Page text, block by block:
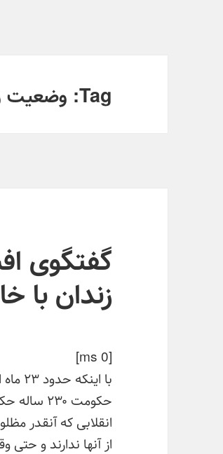
Tag: وضعیت
گفتگوی
زندان با
[ms 0]
با
حکومت
انقلابی که آنقدر